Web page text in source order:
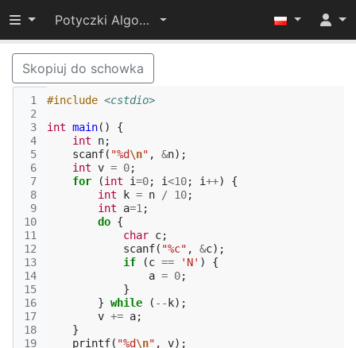
Przełącz widoczność menu
Potyczki Algorytmiczne 2022
Skopiuj do schowka
1
2
3
4
5
6
7
8
9
10
11
12
13
14
15
16
17
18
19
#include <cstdio>
int main()
{
int
n;
scanf( "%d\n" , &n);
int v = 0;
for
(int i=0; i<10; i++)
{
int
k = n / 10;
int
a=1 ;
do {
char c;
scanf( "%c" , &c);
if
(c == 'N' )
{
a = 0;
}
} while ( -- k);
v += a;
}
printf( "%d\n" , v);